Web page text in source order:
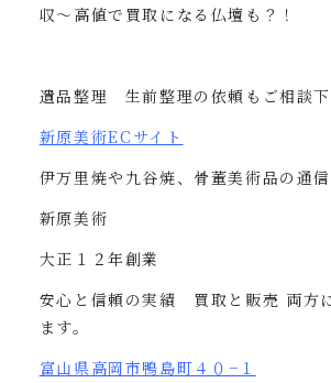
収〜高値で買取になる仏壇も？！
遺品整理 生前整理の依頼もご相談下
新原美術EC サイト
伊万里焼や九谷焼、骨董美術品の通
新原美術
大正１２年創業
安心と信頼の実績 買取と販売 両方
ます。
富山県高岡市鴨島町４０ − １